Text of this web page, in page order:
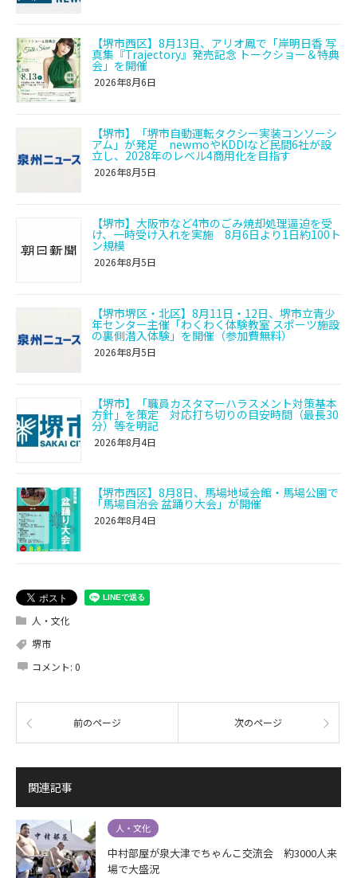
【堺市西区】8月13日、アリオ鳳で「岸明日香 写
真集『Trajectory』発売記念 トークショー＆特典
会」を開催
2026年8月6日
【堺市】「堺市自動運転タクシー実装コンソーシ
アム」が発足 newmoやKDDIなど民間6社が設
立し、2028年のレベル4商用化を目指す
2026年8月5日
【堺市】大阪市など4市のごみ焼却処理逼迫を受
け、一時受け入れを実施 8月6日より1日約100ト
ン規模
2026年8月5日
【堺市堺区・北区】8月11日・12日、堺市立青少
年センター主催「わくわく体験教室 スポーツ施設
の裏側潜入体験」を開催（参加費無料）
2026年8月5日
【堺市】「職員カスタマーハラスメント対策基本
方針」を策定 対応打ち切りの目安時間（最長30
分）等を明記
2026年8月4日
【堺市西区】8月8日、馬場地域会館・馬場公園で
「馬場自治会 盆踊り大会」が開催
2026年8月4日
人・文化
堺市
コメント: 0
前のページ 次のページ
関連記事
人・文化
中村部屋が泉大津でちゃんこ交流会 約3000人来
場で大盛況